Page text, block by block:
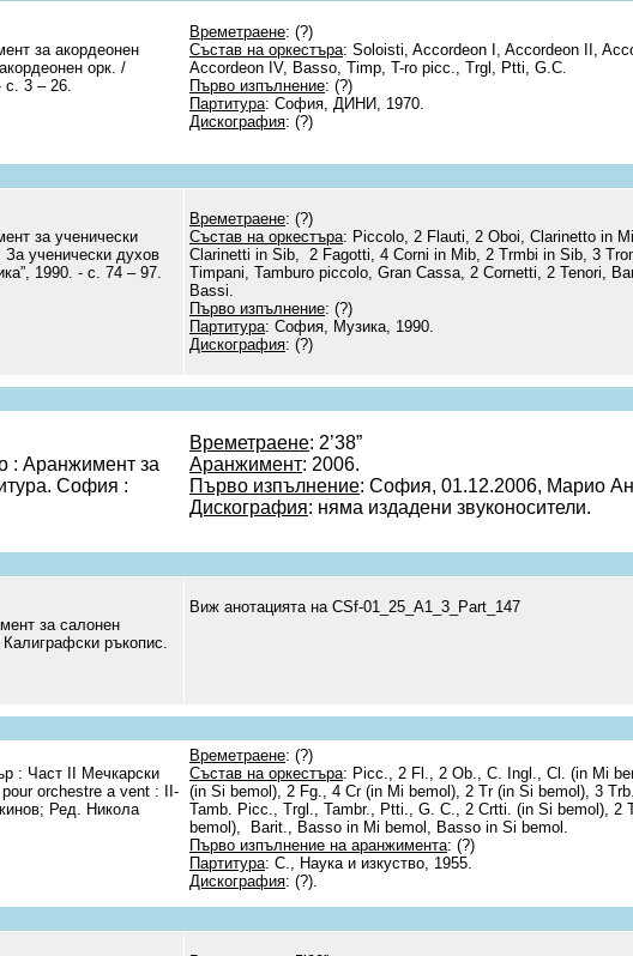
за акордеонен
орк. /
3 – 26.
Времетраене: (?)
Състав на оркестъра: Soloisti, Accordeon I, Accordeon II,
Accordeon IV, Basso, Timp, T-ro picc., Trgl, Ptti, G.C.
Първо изпълнение: (?)
Партитура: София, ДИНИ, 1970.
Дискография: (?)
за ученически
ученически духов
1990. - с. 74 – 97.
Времетраене: (?)
Състав на оркестъра: Piccolo, 2 Flauti, 2 Oboi, Clarinetto in
Clarinetti in Sib, 2 Fagotti, 4 Corni in Mib, 2 Trmbi in Sib, 3
Timpani, Tamburo piccolo, Gran Cassa, 2 Cornetti, 2 Tenori,
Bassi.
Първо изпълнение: (?)
Партитура: София, Музика, 1990.
Дискография: (?)
: Аранжимент за
София :
Времетраене: 2’38”
Аранжимент: 2006.
Първо изпълнение: София, 01.12.2006, Марио
Дискография: няма издадени звуконосители.
за салонен
ръкопис.
Виж анотацията на CSf-01_25_А1_3_Part_147
: Част ІІ Мечкарски
orchestre a vent : II-
Ред. Никола
Времетраене: (?)
Състав на оркестъра: Picc., 2 Fl., 2 Ob., C. Ingl., Cl. (in Mi
(in Si bemol), 2 Fg., 4 Cr (in Mi bemol), 2 Tr (in Si bemol), 3
Tamb. Picc., Trgl., Tambr., Ptti., G. C., 2 Crtti. (in Si bemol), 2
bemol), Barit., Basso in Mi bemol, Basso in Si bemol.
Първо изпълнение на аранжимента: (?)
Партитура: С., Наука и изкуство, 1955.
Дискография: (?).